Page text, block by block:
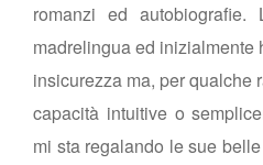
romanzi ed
madrelingua ed inizialmente
insicurezza ma, per qualche
capacità intuitive o
mi sta regalando le sue